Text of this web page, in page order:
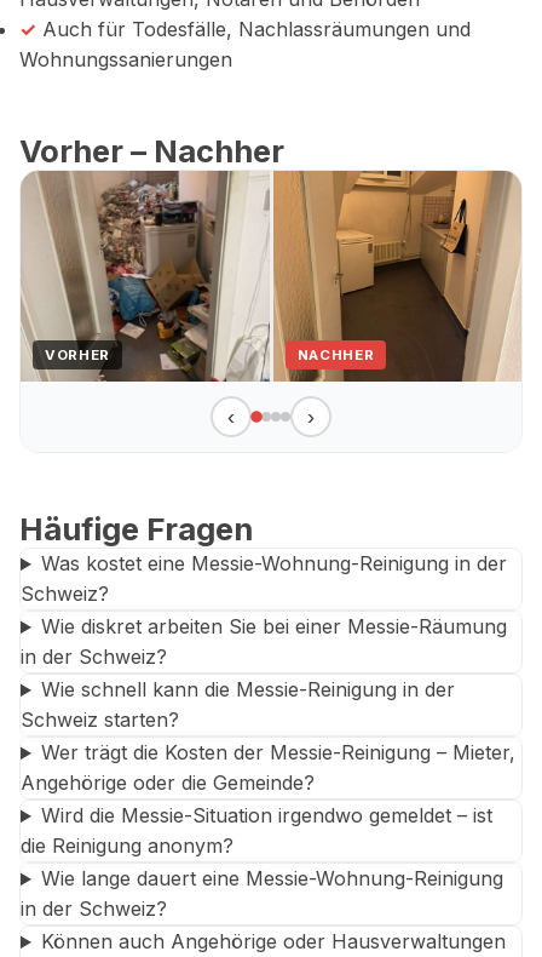
✓ Auch für Todesfälle, Nachlassräumungen und
Wohnungssanierungen
Vorher – Nachher
VORHER NACHHER
‹ ›
Häufige Fragen
Was kostet eine Messie-Wohnung-Reinigung in der
Schweiz?
Wie diskret arbeiten Sie bei einer Messie-Räumung
in der Schweiz?
Wie schnell kann die Messie-Reinigung in der
Schweiz starten?
Wer trägt die Kosten der Messie-Reinigung – Mieter,
Angehörige oder die Gemeinde?
Wird die Messie-Situation irgendwo gemeldet – ist
die Reinigung anonym?
Wie lange dauert eine Messie-Wohnung-Reinigung
in der Schweiz?
Können auch Angehörige oder Hausverwaltungen